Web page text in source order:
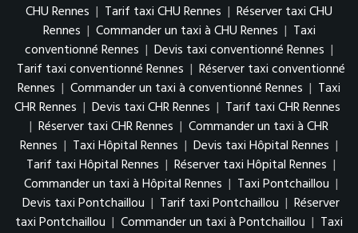
CHU Rennes | Tarif taxi CHU Rennes | Réserver taxi CHU
Rennes | Commander un taxi à CHU Rennes | Taxi
conventionné Rennes | Devis taxi conventionné Rennes |
Tarif taxi conventionné Rennes | Réserver taxi conventionné
Rennes | Commander un taxi à conventionné Rennes | Taxi
CHR Rennes | Devis taxi CHR Rennes | Tarif taxi CHR Rennes
| Réserver taxi CHR Rennes | Commander un taxi à CHR
Rennes | Taxi Hôpital Rennes | Devis taxi Hôpital Rennes |
Tarif taxi Hôpital Rennes | Réserver taxi Hôpital Rennes |
Commander un taxi à Hôpital Rennes | Taxi Pontchaillou |
Devis taxi Pontchaillou | Tarif taxi Pontchaillou | Réserver
taxi Pontchaillou | Commander un taxi à Pontchaillou | Taxi